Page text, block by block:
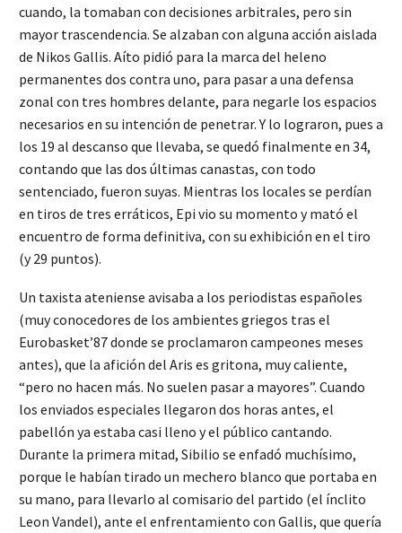
cuando, la tomaban con decisiones arbitrales, pero sin
mayor trascendencia. Se alzaban con alguna acción aislada
de Nikos Gallis. Aíto pidió para la marca del heleno
permanentes dos contra uno, para pasar a una defensa
zonal con tres hombres delante, para negarle los espacios
necesarios en su intención de penetrar. Y lo lograron, pues a
los 19 al descanso que llevaba, se quedó finalmente en 34,
contando que las dos últimas canastas, con todo
sentenciado, fueron suyas. Mientras los locales se perdían
en tiros de tres erráticos, Epi vio su momento y mató el
encuentro de forma definitiva, con su exhibición en el tiro
(y 29 puntos).
Un taxista ateniense avisaba a los periodistas españoles
(muy conocedores de los ambientes griegos tras el
Eurobasket’87 donde se proclamaron campeones meses
antes), que la afición del Aris es gritona, muy caliente,
“pero no hacen más. No suelen pasar a mayores”. Cuando
los enviados especiales llegaron dos horas antes, el
pabellón ya estaba casi lleno y el público cantando.
Durante la primera mitad, Sibilio se enfadó muchísimo,
porque le habían tirado un mechero blanco que portaba en
su mano, para llevarlo al comisario del partido (el ínclito
Leon Vandel), ante el enfrentamiento con Gallis, que quería